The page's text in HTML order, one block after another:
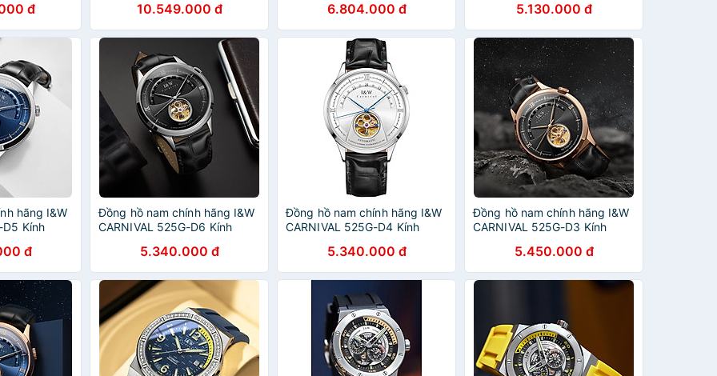
đ
SS051017000 SS051014000
SS051016000 SS051015000
10.549.000 đ
WHT-N , WPACE3-BLK ,
WPACE3-WHT, WPACE3-INK
,WPACE3-CHK
6.804.000 đ
nước ,Bảo hành dài hạn,Máy
cơ (Automatic),Dây da cao
cấp,thiết kế lộ cơ thể thao
5.130.000 đ
hãng I&W
D5 Kính
tháng,Máy
da cao
thể thao
đ
Đồng hồ nam chính hãng I&W
CARNIVAL 525G-D6 Kính
nước 30m ,Bảo hành dài
hạn,Máy cơ (Automatic),Dây
da cao cấp,thiết kế lộ cơ thể
thao
5.340.000 đ
Đồng hồ nam chính hãng I&W
CARNIVAL 525G-D4 Kính
nước 30m ,Bảo hành dài
hạn,Máy cơ (Automatic),Dây
da cao cấp,thiết kế lộ cơ thể
5.340.000 đ
Đồng hồ nam chính hãng I&W
CARNIVAL 525G-D3 Kính
nước 30m ,Bảo hành dài
hạn,Máy cơ (Automatic),Dây
da cao cấp,thiết kế lộ cơ thể
5.450.000 đ